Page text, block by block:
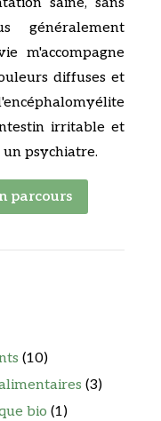
m'accompagne
diffuses et
irritable et
psychiatre.
parcours
(10)
(3)
bio (1)